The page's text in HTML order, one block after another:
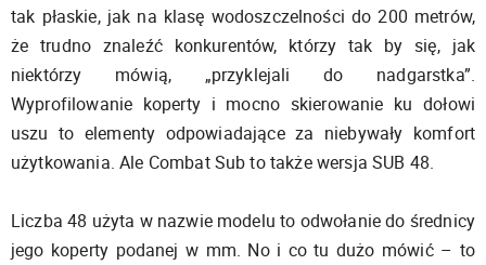
tak płaskie, jak na klasę wodoszczelności do 200 metrów,
że trudno znaleźć konkurentów, którzy tak by się, jak
niektórzy mówią, „przyklejali do nadgarstka”.
Wyprofilowanie koperty i mocno skierowanie ku dołowi
uszu to elementy odpowiadające za niebywały komfort
użytkowania. Ale Combat Sub to także wersja SUB 48.
Liczba 48 użyta w nazwie modelu to odwołanie do średnicy
jego koperty podanej w mm. No i co tu dużo mówić – to